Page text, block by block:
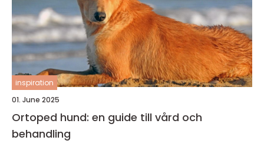
inspiration
01. June 2025
Ortoped hund: en guide till vård och
behandling